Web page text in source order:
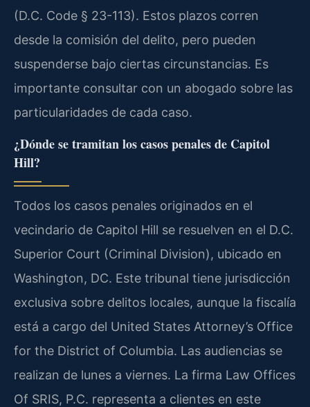
(D.C. Code § 23-113). Estos plazos corren
desde la comisión del delito, pero pueden
suspenderse bajo ciertas circunstancias. Es
importante consultar con un abogado sobre las
particularidades de cada caso.
¿Dónde se tramitan los casos penales de Capitol
Hill?
Todos los casos penales originados en el
vecindario de Capitol Hill se resuelven en el D.C.
Superior Court (Criminal Division), ubicado en
Washington, DC. Este tribunal tiene jurisdicción
exclusiva sobre delitos locales, aunque la fiscalía
está a cargo del United States Attorney’s Office
for the District of Columbia. Las audiencias se
realizan de lunes a viernes. La firma Law Offices
Of SRIS, P.C. representa a clientes en este